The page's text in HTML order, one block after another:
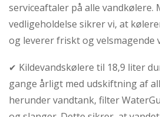
serviceaftaler på alle vandkølere.
vedligeholdelse sikrer vi, at
og leverer friskt og velsmagende
✔ Kildevandskølere til 18,9 liter
gange årligt med udskiftning af
herunder vandtank, filter